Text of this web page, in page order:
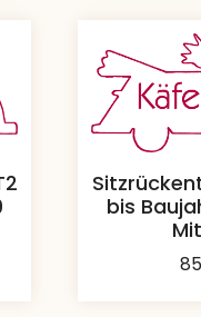
bis